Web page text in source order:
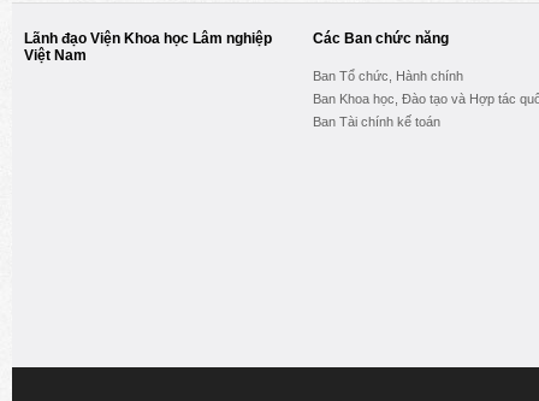
Lãnh đạo Viện Khoa học Lâm nghiệp
Việt Nam
Các Ban chức năng
Ban Tổ chức, Hành chính
Ban Khoa học, Đào tạo và Hợp tác
Ban Tài chính kế toán